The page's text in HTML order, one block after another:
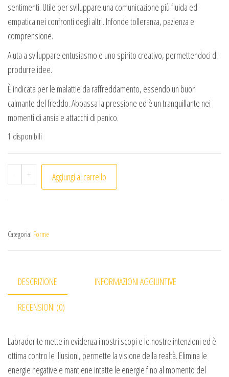
sentimenti. Utile per sviluppare una comunicazione più fluida ed
empatica nei confronti degli altri. Infonde tolleranza, pazienza e
comprensione.
Aiuta a sviluppare entusiasmo e uno spirito creativo, permettendoci di
produrre idee.
È indicata per le malattie da raffreddamento, essendo un buon
calmante del freddo. Abbassa la pressione ed è un tranquillante nei
momenti di ansia e attacchi di panico.
1 disponibili
- Cuore Labradorite quantità
+ Aggiungi al carrello
Categoria: Forme
DESCRIZIONE INFORMAZIONI AGGIUNTIVE
RECENSIONI (0)
Labradorite mette in evidenza i nostri scopi e le nostre intenzioni ed è
ottima contro le illusioni, permette la visione della realtà. Elimina le
energie negative e mantiene intatte le energie fino al momento del